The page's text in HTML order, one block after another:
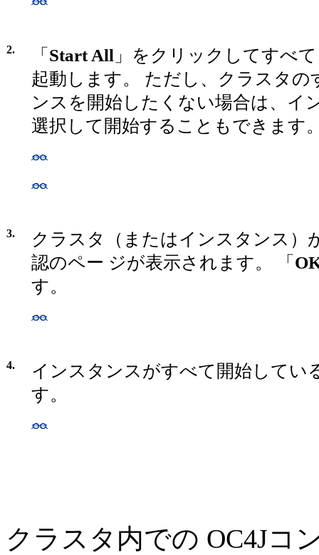
2. 「 Start All 」をクリックしてすべ
起動します。 ただし、クラスタの
ンスを開始したくない場合は、イ
選択して開始することもできます
3.
クラスタ（またはインスタンス）
認のペー ジが表示されます。 「
す。
4.
インスタンスがすべて開始してい
す。
クラスタ内での OC4Jコ